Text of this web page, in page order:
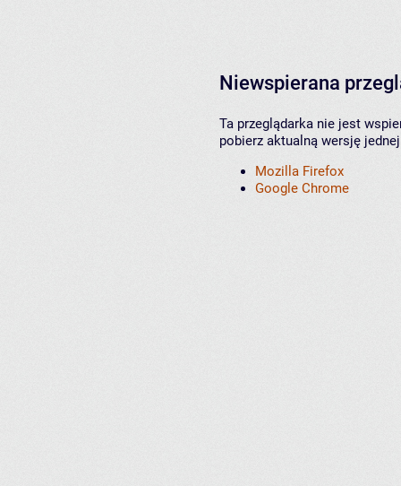
Niewspierana
Ta przeglądarka nie jest
pobierz aktualną wersję
Mozilla Firefox
Google Chrome